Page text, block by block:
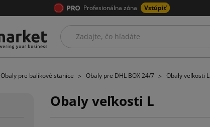
Profesionálna zóna Vstúpiť
Obaly pre balíkové stanice Obaly pre DHL BOX 24/7 Obaly veľkosti L
Obaly veľkosti L